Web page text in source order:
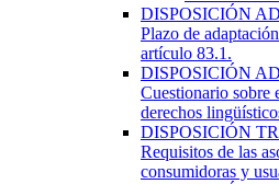
DISPOSICIÓN
Plazo de
artículo 83.1.
DISPOSICIÓN
Cuestionario sobre
derechos
DISPOSICIÓN
Requisitos de las
consumidoras y